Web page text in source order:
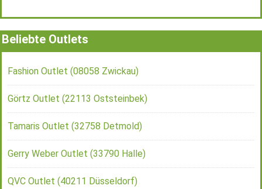
Beliebte Outlets
Fashion Outlet (08058 Zwickau)
Görtz Outlet (22113 Oststeinbek)
Tamaris Outlet (32758 Detmold)
Gerry Weber Outlet (33790 Halle)
QVC Outlet (40211 Düsseldorf)